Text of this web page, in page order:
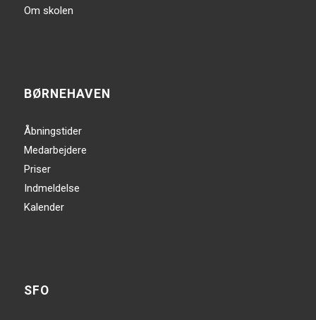
Om skolen
BØRNEHAVEN
Åbningstider
Medarbejdere
Priser
Indmeldelse
Kalender
SFO